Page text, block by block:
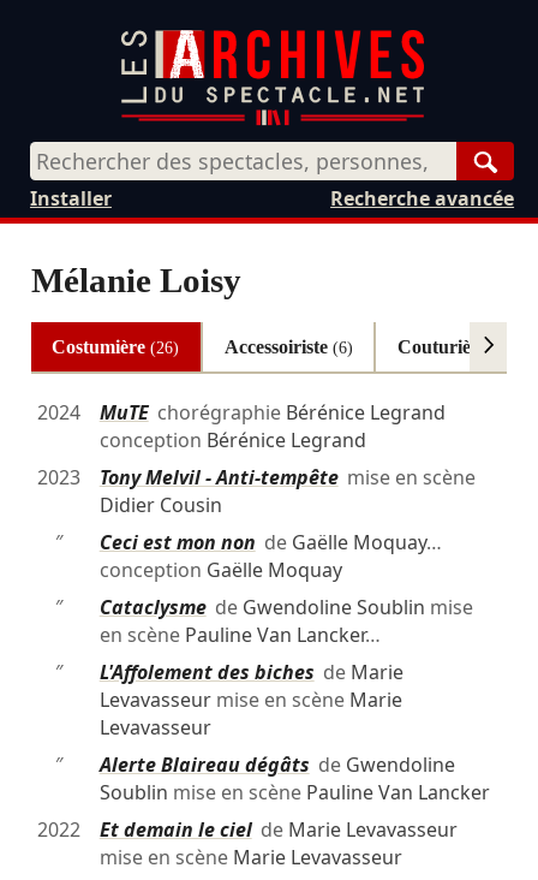
Recherche avancée
Installer
Mélanie Loisy
Costumière(26) Accessoiriste (6) Couturière(2)
2024 MuTEchorégraphie Bérénice Legrand
conception Bérénice Legrand
2023
Tony Melvil - Anti-tempêtemise en scène
Didier Cousin
″
Ceci est mon non de Gaëlle Moquay…
conception Gaëlle Moquay
″
Cataclysmede Gwendoline Soublin mise
en scène Pauline Van Lancker…
″
L'Affolement des biches de Marie
Levavasseurmise en scène Marie
Levavasseur
″
Alerte Blaireau dégâts de Gwendoline
Soublin mise en scène Pauline Van Lancker
2022
Et demain le cielde Marie Levavasseur
mise en scène Marie Levavasseur